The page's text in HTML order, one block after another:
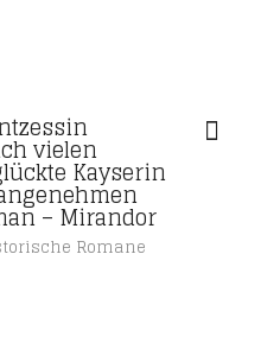
vielen
Kayserin
– Mirandor
Romane